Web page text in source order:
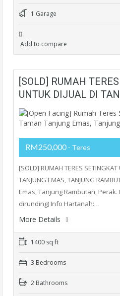
1 Garage
Add to compare
[SOLD] RUMAH
UNTUK DIJUAL DI
RM250,000 - Teres
[SOLD] RUMAH TERES
TANJUNG EMAS, TANJUNG
Emas, Tanjung Rambutan, Perak.
dirunding) Info Hartanah:…
More Details
1400 sq ft
3 Bedrooms
2 Bathrooms